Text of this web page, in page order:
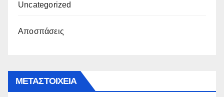
Uncategorized
Αποσπάσεις
ΜΕΤΑΣΤΟΙΧΕΊΑ